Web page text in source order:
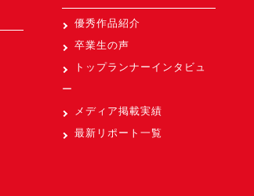
優秀作品紹介
卒業生の声
トップランナーインタビュ
ー
メディア掲載実績
最新リポート一覧